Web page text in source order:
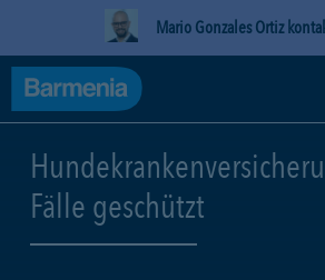
Mario Gonzales Ortiz
Fälle geschützt